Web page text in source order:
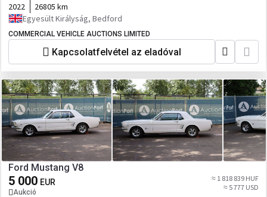
2022
26805 km
Egyesült Királyság, Bedford
COMMERCIAL VEHICLE AUCTIONS LIMITED
Kapcsolatfelvétel az eladóval
Ford Mustang V8
5 000 EUR
Aukció
≈ 1 818 839 HUF
≈ 5 777 USD